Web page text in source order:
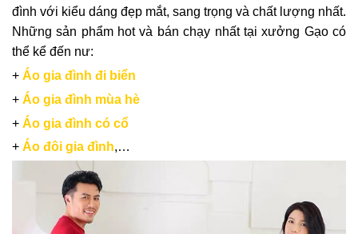
đình với kiểu dáng đẹp mắt, sang trọng và chất lượng nhất.
Những sản phẩm hot và bán chạy nhất tại xưởng Gạo có
thể kể đến nư:
+ Áo gia đình đi biển
+ Áo gia đình mùa hè
+ Áo gia đình có cổ
+ Áo đôi gia đình,…